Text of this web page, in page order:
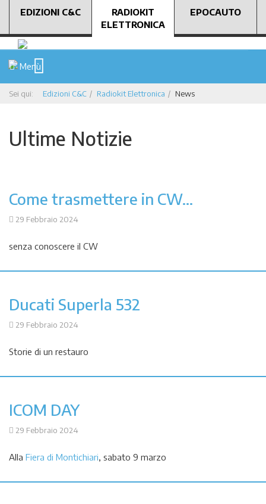
EDIZIONI C&C
RADIOKIT
ELETTRONICA
EPOCAUTO
Menù
Sei qui: Edizioni C&C Radiokit Elettronica News
Ultime Notizie
Come trasmettere in CW...
29 Febbraio 2024
senza conoscere il CW
Ducati Superla 532
29 Febbraio 2024
Storie di un restauro
ICOM DAY
29 Febbraio 2024
Alla Fiera di Montichiari , sabato 9 marzo